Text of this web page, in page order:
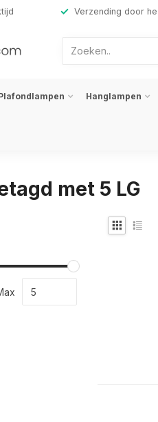
Verzending door
Hanglampen
met 5 LG